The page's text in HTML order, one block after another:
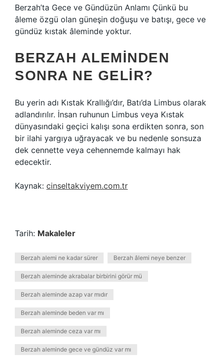
Berzah’ta Gece ve Gündüzün Anlamı Çünkü bu
âleme özgü olan güneşin doğuşu ve batışı, gece ve
gündüz kıstak âleminde yoktur.
BERZAH ALEMINDEN
SONRA NE GELIR?
Bu yerin adı Kıstak Krallığı’dır, Batı’da Limbus olarak
adlandırılır. İnsan ruhunun Limbus veya Kıstak
dünyasındaki geçici kalışı sona erdikten sonra, son
bir ilahi yargıya uğrayacak ve bu nedenle sonsuza
dek cennette veya cehennemde kalmayı hak
edecektir.
Kaynak: cinseltakviyem.com.tr
Tarih: Makaleler
Berzah alemi ne kadar sürer Berzah âlemi neye benzer
Berzah aleminde akrabalar birbirini görür mü
Berzah aleminde azap var mıdır
Berzah aleminde beden var mı
Berzah aleminde ceza var mı
Berzah aleminde gece ve gündüz var mı